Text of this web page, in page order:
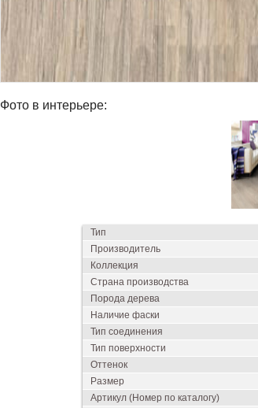
Фото в интерьере:
Тип
Производитель
Коллекция
Страна производства
Порода дерева
Наличие фаски
Тип соединения
Тип поверхности
Оттенок
Размер
Артикул (Номер по каталогу)